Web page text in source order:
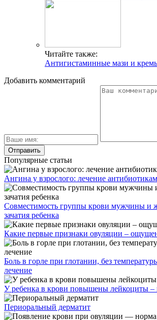
Читайте также:
Антигистаминные мази и
Добавить комментарий
Популярные статьи
Ангина у взрослого: лечение
Совместимость группы крови мужчины и
зачатия ребенка
Какие первые признаки овуляции –
Боль в горле при глотании, без
лечение
У ребенка в крови повышены лейкоциты
Периоральный дерматит